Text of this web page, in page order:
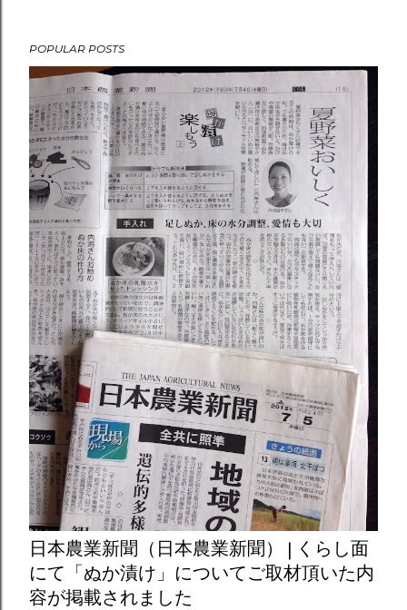
POPULAR POSTS
日本農業新聞（日本農業新聞） | くらし面
にて「ぬか漬け」についてご取材頂いた内
容が掲載されました